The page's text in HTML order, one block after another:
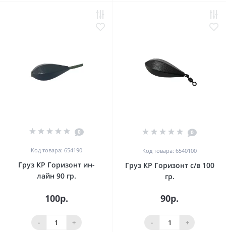
0
Код товара: 654190
Груз КР Горизонт ин-
лайн 90 гр.
100р.
- +
0
Код товара: 6540100
Груз КР Горизонт с/в 100
гр.
90р.
- +